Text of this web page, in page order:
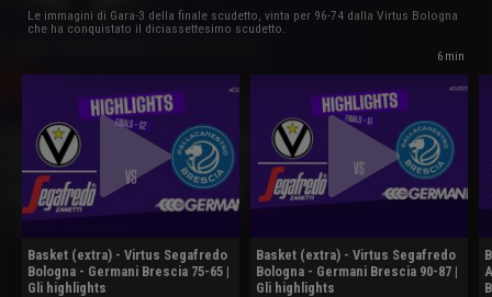
Le immagini di Gara-3 della finale scudetto, vinta per 96-74 dalla Virtus Bologna
che ha conquistato il diciassettesimo scudetto.
6 min
Basket (extra) - Virtus Segafredo
Bologna - Germani Brescia 75-65 |
Gli highlights
Basket (extra) - Virtus Segafredo
Bologna - Germani Brescia 90-87 |
Gli highlights